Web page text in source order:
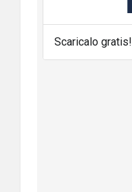
Scaricalo gratis!